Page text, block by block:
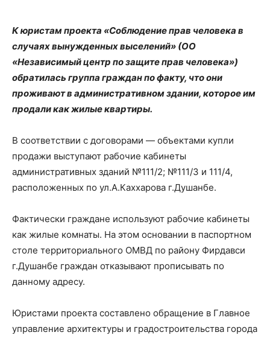
К юристам проекта «Соблюдение прав человека в
случаях вынужденных выселений» (ОО
«Независимый центр по защите прав человека»)
обратилась группа граждан по факту, что они
проживают в административном здании, которое им
продали как жилые квартиры.
В соответствии с договорами — объектами купли
продажи выступают рабочие кабинеты
административных зданий №111/2; №111/3 и 111/4,
расположенных по ул.А.Каххарова г.Душанбе.
Фактически граждане используют рабочие кабинеты
как жилые комнаты. На этом основании в паспортном
столе территориального ОМВД по району Фирдавси
г.Душанбе граждан отказывают прописывать по
данному адресу.
Юристами проекта составлено обращение в Главное
управление архитектуры и градостроительства города